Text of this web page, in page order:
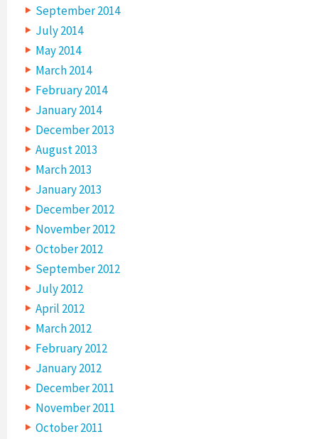
September 2014
July 2014
May 2014
March 2014
February 2014
January 2014
December 2013
August 2013
March 2013
January 2013
December 2012
November 2012
October 2012
September 2012
July 2012
April 2012
March 2012
February 2012
January 2012
December 2011
November 2011
October 2011